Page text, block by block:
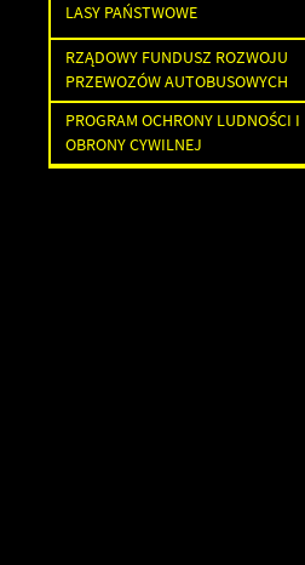
LASY PAŃSTWOWE
RZĄDOWY FUNDUSZ ROZWOJU
PRZEWOZÓW AUTOBUSOWYCH
PROGRAM OCHRONY LUDNOŚCI I
OBRONY CYWILNEJ